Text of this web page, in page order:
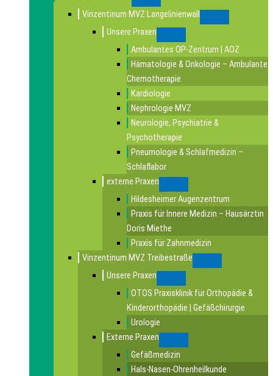
Vinzentinum MVZ Langelinienwall
Unsere Praxen
Ambulantes OP-Zentrum | AOZ
Hämatologie & Onkologie – Ambulante
Chemotherapie
Kardiologie
Nephrologie MVZ
Neurologie, Psychiatrie &
Psychotherapie
Pneumologie & Schlafmedizin –
Schlaflabor
externe Praxen
Hildesheimer Augenzentrum
Praxis für Innere Medizin – Hausärztin
Doris Miethe
Praxis für Zahnmedizin
Vinzentinum MVZ Treibestraße
Unsere Praxen
OTOS Praxisklinik für Orthopädie &
Kinderorthopädie | Gefäßchirurgie
Urologie
Externe Praxen
Gefäßmedizin
Hals-Nasen-Ohrenheilkunde